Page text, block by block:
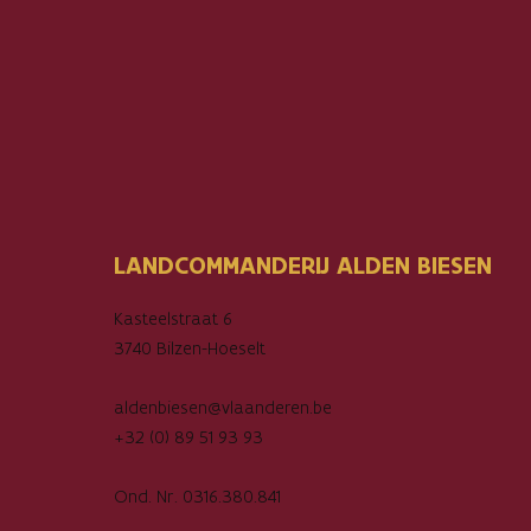
LANDCOMMANDERIJ ALDEN BIESEN
Kasteelstraat 6
3740 Bilzen-Hoeselt
aldenbiesen@vlaanderen.be
+32 (0) 89 51 93 93
Ond. Nr. 0316.380.841